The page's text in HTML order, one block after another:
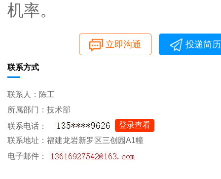
机率。
立即沟通 投递简历
联系方式
联系人：陈工
所属部门：技术部
联系电话：
登录查看
联系地址：福建龙岩新罗区三创园A1幢
电子邮件：